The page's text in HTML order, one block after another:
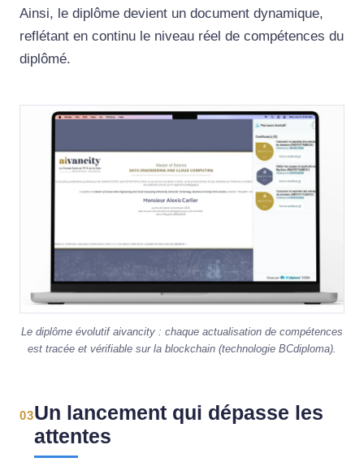
Ainsi, le diplôme devient un document dynamique,
reflétant en continu le niveau réel de compétences du
diplômé.
Image
Le diplôme évolutif aivancity : chaque actualisation de compétences
est tracée et vérifiable sur la blockchain (technologie BCdiploma).
03Un lancement qui dépasse les
attentes